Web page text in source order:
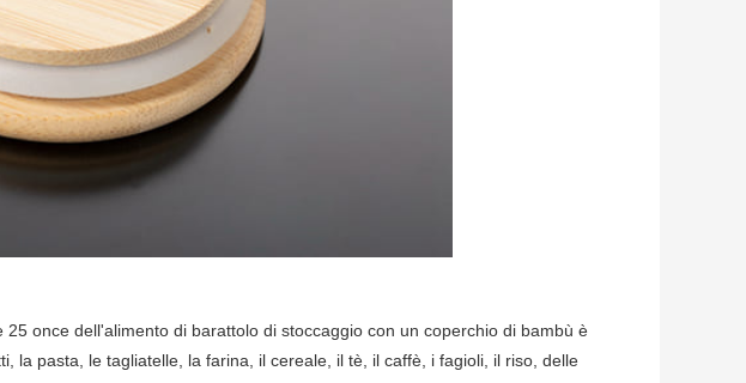
25 once dell'alimento di barattolo di stoccaggio con un coperchio di bambù è
la pasta, le tagliatelle, la farina, il cereale, il tè, il caffè, i fagioli, il riso, delle